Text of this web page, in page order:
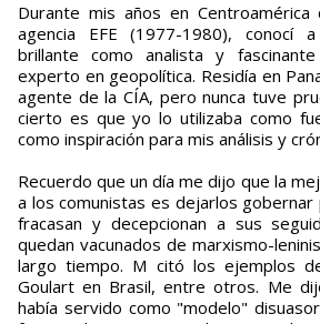
Durante mis años en Centroamérica como director de la
agencia EFE (1977-1980), conocí
brillante como analista y
experto en geopolítica. Residía en
agente de la CÍA, pero nunca tuve
cierto es que yo lo utilizaba como
como inspiración para mis análisis y
Recuerdo que un día me dijo que la
a los comunistas es dejarlos
fracasan y decepcionan a sus
quedan vacunados de marxismo-
largo tiempo. M citó los ejemplos
Goulart en Brasil, entre otros. Me
había servido como "modelo"